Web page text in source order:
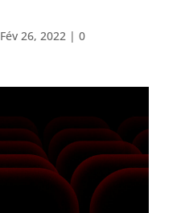
Fév 26, 2022| 0